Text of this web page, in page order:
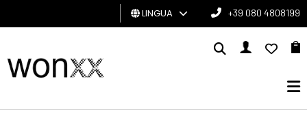
UOMO
LINGUA +39 080 4808199